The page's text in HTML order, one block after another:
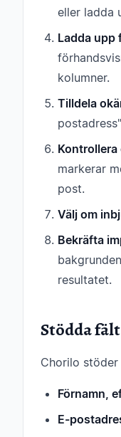
eller ladda
Ladda upp
kolumner.
Tilldela
markerar
post.
Välj om
Bekräfta
resultatet.
Stödda fält
Chorilo
Förnamn,
E-